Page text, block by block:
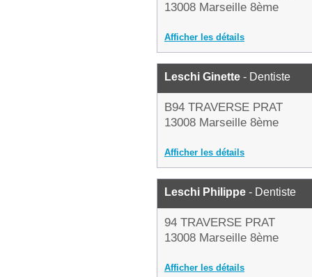
13008 Marseille 8ème
Afficher les détails
Leschi Ginette - Dentiste
B94 TRAVERSE PRAT
13008 Marseille 8ème
Afficher les détails
Leschi Philippe - Dentiste
94 TRAVERSE PRAT
13008 Marseille 8ème
Afficher les détails